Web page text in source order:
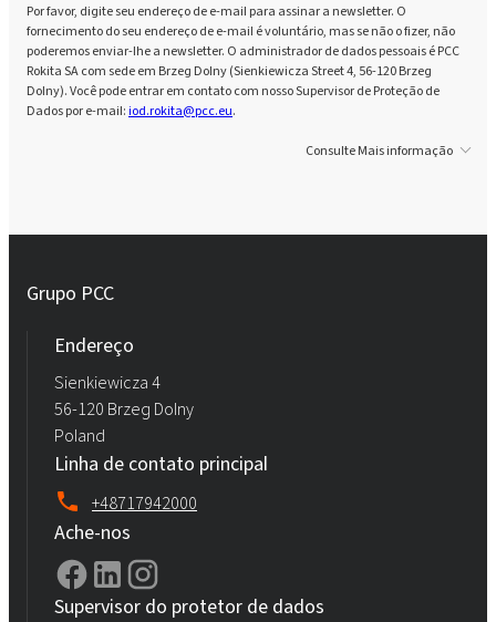
Por favor, digite seu endereço de e-mail para assinar a newsletter. O
fornecimento do seu endereço de e-mail é voluntário, mas se não o fizer, não
poderemos enviar-lhe a newsletter. O administrador de dados pessoais é PCC
Rokita SA com sede em Brzeg Dolny (Sienkiewicza Street 4, 56-120 Brzeg
Dolny). Você pode entrar em contato com nosso Supervisor de Proteção de
Dados por e-mail:iod.rokita@pcc.eu.
Consulte Mais informação
Grupo PCC
Endereço
Sienkiewicza 4
56-120 Brzeg Dolny
Poland
Linha de contato principal
+48717942000
Ache-nos
Supervisor do protetor de dados